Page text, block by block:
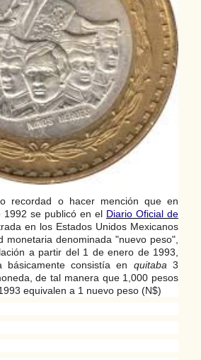
recordad o hacer mención que en
se publicó en el Diario Oficial de
en los Estados Unidos Mexicanos
monetaria denominada "nuevo peso",
a partir del 1 de enero de 1993,
básicamente consistía en quitaba 3
de tal manera que 1,000 pesos
equivalen a 1 nuevo peso (N$)